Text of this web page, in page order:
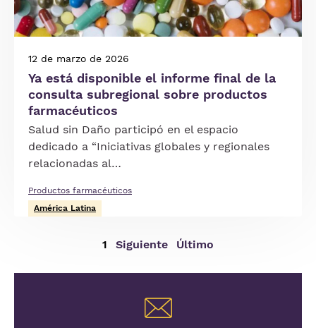
12 de marzo de 2026
Ya está disponible el informe final de la
consulta subregional sobre productos
farmacéuticos
Salud sin Daño participó en el espacio
dedicado a “Iniciativas globales y regionales
relacionadas al…
Productos farmacéuticos
América Latina
Página
1
Siguiente
Siguiente
Última
Último